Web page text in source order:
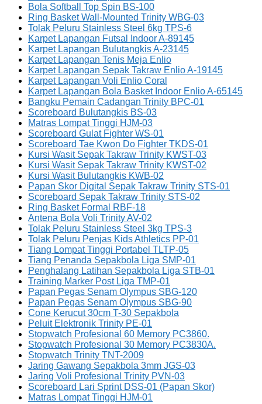
Bola Softball Top Spin BS-100
Ring Basket Wall-Mounted Trinity WBG-03
Tolak Peluru Stainless Steel 6kg TPS-6
Karpet Lapangan Futsal Indoor A-89145
Karpet Lapangan Bulutangkis A-23145
Karpet Lapangan Tenis Meja Enlio
Karpet Lapangan Sepak Takraw Enlio A-19145
Karpet Lapangan Voli Enlio Coral
Karpet Lapangan Bola Basket Indoor Enlio A-65145
Bangku Pemain Cadangan Trinity BPC-01
Scoreboard Bulutangkis BS-03
Matras Lompat Tinggi HJM-03
Scoreboard Gulat Fighter WS-01
Scoreboard Tae Kwon Do Fighter TKDS-01
Kursi Wasit Sepak Takraw Trinity KWST-03
Kursi Wasit Sepak Takraw Trinity KWST-02
Kursi Wasit Bulutangkis KWB-02
Papan Skor Digital Sepak Takraw Trinity STS-01
Scoreboard Sepak Takraw Trinity STS-02
Ring Basket Formal RBF-18
Antena Bola Voli Trinity AV-02
Tolak Peluru Stainless Steel 3kg TPS-3
Tolak Peluru Penjas Kids Athletics PP-01
Tiang Lompat Tinggi Portabel TLTP-05
Tiang Penanda Sepakbola Liga SMP-01
Penghalang Latihan Sepakbola Liga STB-01
Training Marker Post Liga TMP-01
Papan Pegas Senam Olympus SBG-120
Papan Pegas Senam Olympus SBG-90
Cone Kerucut 30cm T-30 Sepakbola
Peluit Elektronik Trinity PE-01
Stopwatch Profesional 60 Memory PC3860.
Stopwatch Profesional 30 Memory PC3830A.
Stopwatch Trinity TNT-2009
Jaring Gawang Sepakbola 3mm JGS-03
Jaring Voli Profesional Trinity PVN-03
Scoreboard Lari Sprint DSS-01 (Papan Skor)
Matras Lompat Tinggi HJM-01